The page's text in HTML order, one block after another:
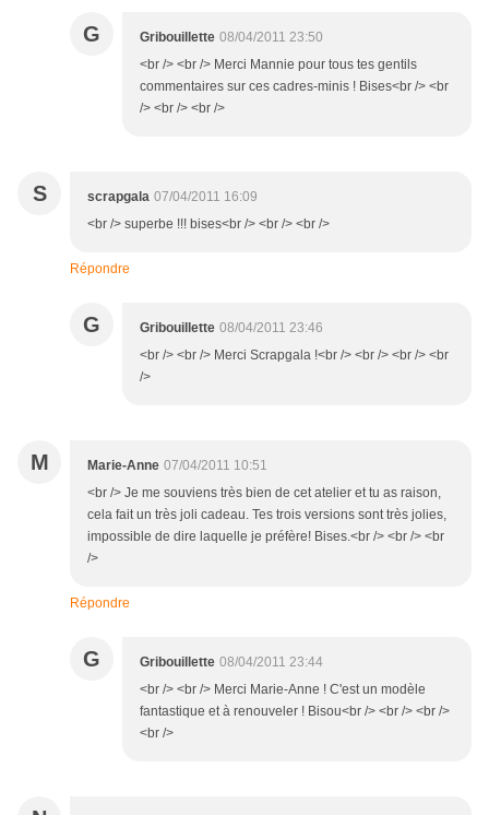
G Gribouillette 08/04/2011 23:50
<br /> <br /> Merci Mannie pour tous tes gentils
commentaires sur ces cadres-minis ! Bises<br /> <br
/> <br /> <br />
S scrapgala 07/04/2011 16:09
<br /> superbe !!! bises<br /> <br /> <br />
Répondre
G Gribouillette 08/04/2011 23:46
<br /> <br /> Merci Scrapgala !<br /> <br /> <br /> <br
/>
M Marie-Anne 07/04/2011 10:51
<br /> Je me souviens très bien de cet atelier et tu as raison,
cela fait un très joli cadeau. Tes trois versions sont très jolies,
impossible de dire laquelle je préfère! Bises.<br /> <br /> <br
/>
Répondre
G Gribouillette 08/04/2011 23:44
<br /> <br /> Merci Marie-Anne ! C'est un modèle
fantastique et à renouveler ! Bisou<br /> <br /> <br />
<br />